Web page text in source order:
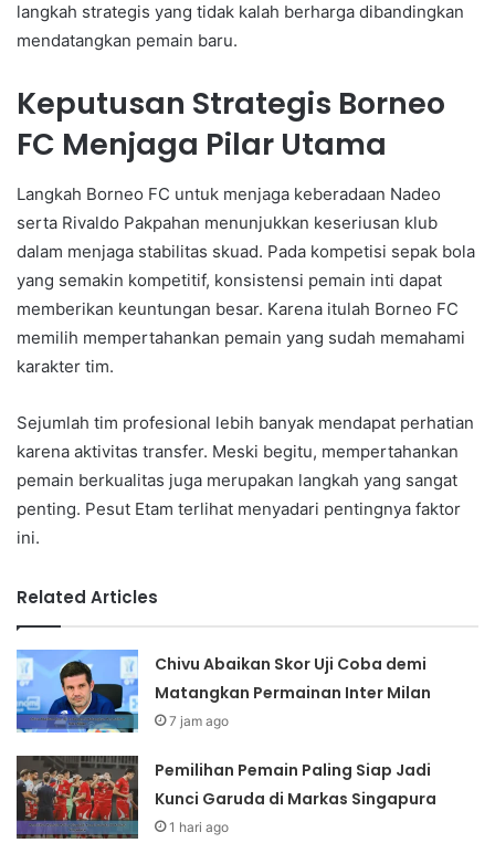
langkah strategis yang tidak kalah berharga dibandingkan
mendatangkan pemain baru.
Keputusan Strategis Borneo
FC Menjaga Pilar Utama
Langkah Borneo FC untuk menjaga keberadaan Nadeo
serta Rivaldo Pakpahan menunjukkan keseriusan klub
dalam menjaga stabilitas skuad. Pada kompetisi sepak bola
yang semakin kompetitif, konsistensi pemain inti dapat
memberikan keuntungan besar. Karena itulah Borneo FC
memilih mempertahankan pemain yang sudah memahami
karakter tim.
Sejumlah tim profesional lebih banyak mendapat perhatian
karena aktivitas transfer. Meski begitu, mempertahankan
pemain berkualitas juga merupakan langkah yang sangat
penting. Pesut Etam terlihat menyadari pentingnya faktor
ini.
Related Articles
Chivu Abaikan Skor Uji Coba demi
Matangkan Permainan Inter Milan
7 jam ago
Pemilihan Pemain Paling Siap Jadi
Kunci Garuda di Markas Singapura
1 hari ago